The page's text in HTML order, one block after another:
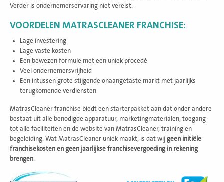
Verder is ondernemerservaring niet vereist.
VOORDELEN MATRASCLEANER FRANCHISE:
Lage investering
Lage vaste kosten
Een bewezen formule met een uniek procedé
Veel ondernemersvrijheid
Een intussen grote stijgende onaangetaste markt met jaarlijks
terugkomende verdiensten
MatrasCleaner franchise biedt een starterpakket aan dat onder andere
bestaat uit alle benodigde apparatuur, marketingmaterialen, toegang
tot alle faciliteiten en de website van MatrasCleaner, training en
begeleiding. Wat MatrasCleaner uniek maakt, is dat wij geen initiële
franchisekosten en geen jaarlijkse franchisevergoeding in rekening
brengen.